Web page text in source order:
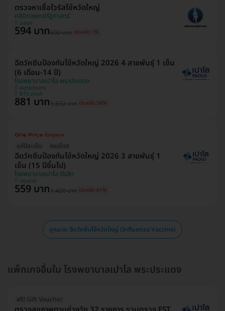
ตรวจหาเชื้อไวรัสไข้หวัดใหญ่
คลินิกแพทย์รัฐศาสตร์
ระยอง
594 บาท600 บาท ประหยัด 1%
ฉีดวัคซีนป้องกันไข้หวัดใหญ่ 2026 4 สายพันธุ์ 1 เข็ม
(6 เดือน-14 ปี)
โรงพยาบาลเปาโล พระประแดง
สมุทรปราการ
BTS ปากน้ำ
881 บาท1,332 บาท ประหยัด 34%
แค่ปีละเข็ม ครบโดส
ฉีดวัคซีนป้องกันไข้หวัดใหญ่ 2026 3 สายพันธุ์ 1
เข็ม (15 ปีขึ้นไป)
โรงพยาบาลเปาโล รังสิต
ปทุมธานี
559 บาท1,420 บาท ประหยัด 61%
ดูหมวด ฉีดวัคซีนไข้หวัดใหญ่ (Influenza Vaccine)
แพ็กเกจอื่นใน โรงพยาบาลเปาโล พระประแดง
ฟรี! Gift Voucher